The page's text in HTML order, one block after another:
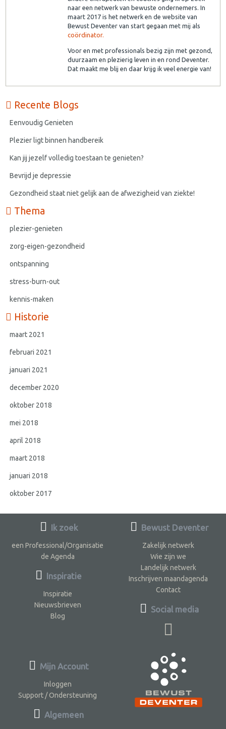
naar een netwerk van bewuste ondernemers. In
maart 2017 is het netwerk en de website van
Bewust Deventer van start gegaan met mij als
coördinator.
Voor en met professionals bezig zijn met gezond,
duurzaam en plezierig leven in en rond Deventer.
Dat maakt me blij en daar krijg ik veel energie van!
Recente Blogs
Eenvoudig Genieten
Plezier ligt binnen handbereik
Kan jij jezelf volledig toestaan te genieten?
Bevrijd je depressie
Gezondheid staat niet gelijk aan de afwezigheid van ziekte!
Thema
plezier-genieten
zorg-eigen-gezondheid
ontspanning
stress-burn-out
kennis-maken
Historie
maart 2021
februari 2021
januari 2021
december 2020
oktober 2018
mei 2018
april 2018
maart 2018
januari 2018
oktober 2017
Ik zoek
een Professional/Organisatie
de Agenda
Inspiratie
Inspiratie
Nieuwsbrieven
Blog
Bewust Deventer
Zakelijk netwerk
Wie zijn we
Landelijk netwerk
Inschrijven maandagenda
Contact
Social media
Mijn Account
Inloggen
Support / Ondersteuning
Algemeen